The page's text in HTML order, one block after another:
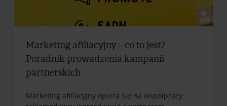
Marketing afiliacyjny – co to jest?
Poradnik prowadzenia kampanii
partnerskich
Marketing afiliacyjny opiera się na współpracy